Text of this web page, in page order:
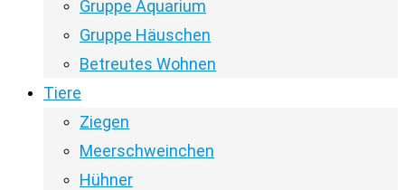
Gruppe Aquarium
Gruppe Häuschen
Betreutes Wohnen
Tiere
Ziegen
Meerschweinchen
Hühner